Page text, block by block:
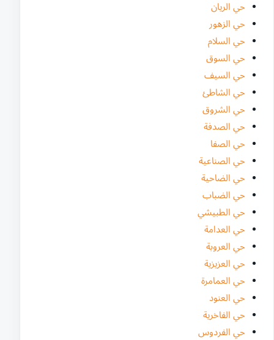
حي الريان
حي الزهور
حي السلام
حي السوق
حي السيف
حي الشاطئ
حي الشروق
حي الصدفة
حي الصفا
حي الصناعية
حي الضاحية
حي الضباب
حي الطبيشي
حي العدامة
حي العروبة
حي العزيزية
حي العمامرة
حي العنود
حي الفاخرية
حي الفردوس